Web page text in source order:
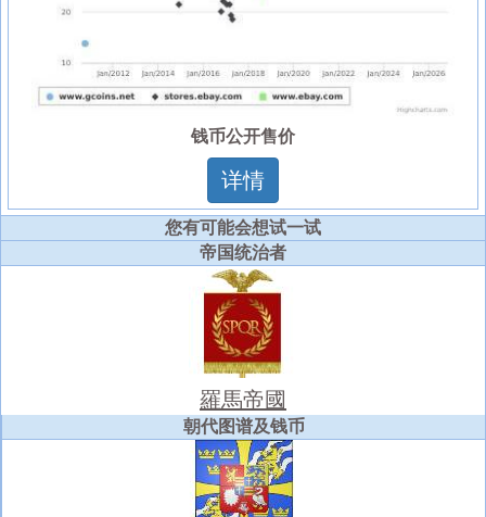
钱币公开售价
详情
您有可能会想试一试
帝国统治者
羅馬帝國
朝代图谱及钱币